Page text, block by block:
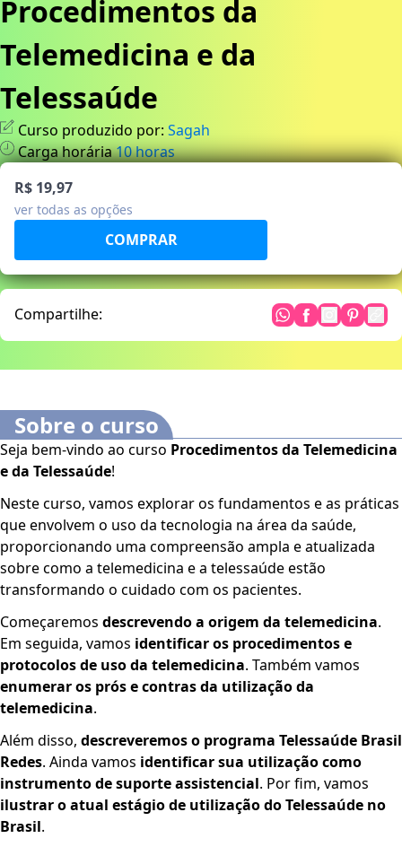
Procedimentos da
Telemedicina e da
Telessaúde
Curso produzido por: Sagah
Carga horária10horas
R$ 19,97
ver todas as opções
Compartilhe:
Sobre o curso
Seja bem-vindo ao curso Procedimentos da Telemedicina
e da Telessaúde!
Neste curso, vamos explorar os fundamentos e as práticas
que envolvem o uso da tecnologia na área da saúde,
proporcionando uma compreensão ampla e atualizada
sobre como a telemedicina e a telessaúde estão
transformando o cuidado com os pacientes.
Começaremos descrevendo a origem da telemedicina.
Em seguida, vamos identificar os procedimentos e
protocolos de uso da telemedicina. Também vamos
enumerar os prós e contras da utilização da
telemedicina.
Além disso, descreveremos o programa Telessaúde Brasil
Redes. Ainda vamos identificar sua utilização como
instrumento de suporte assistencial. Por fim, vamos
ilustrar o atual estágio de utilização do Telessaúde no
Brasil.